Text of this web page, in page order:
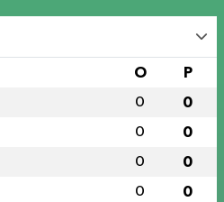
O P
0 0
0 0
0 0
0 0